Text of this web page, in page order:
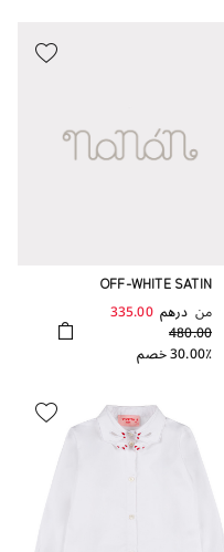
OFF-WHITE SATIN
من درهم 335.00
480.00
30.00٪ خصم